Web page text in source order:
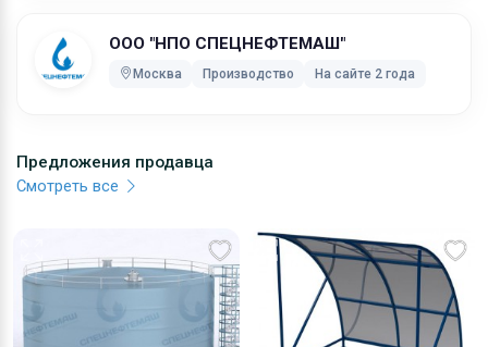
ООО "НПО СПЕЦНЕФТЕМАШ"
Москва Производство На сайте 2 года
Характеристики:
Маркировка: РГСН
Рабочее давление: Налив
Внутренний диаметр: 1400, 1600, 2200 (мм)
Толщина корпуса: 4/6, 4/8 (мм)
Ширина резервуара: 1700, 1800, 2400 (мм)
Группа резервуара по ГОСТ: 5а
Среда в резервуарах: светлые, темные нефтепродукты
Предложения продавца
Смотреть все